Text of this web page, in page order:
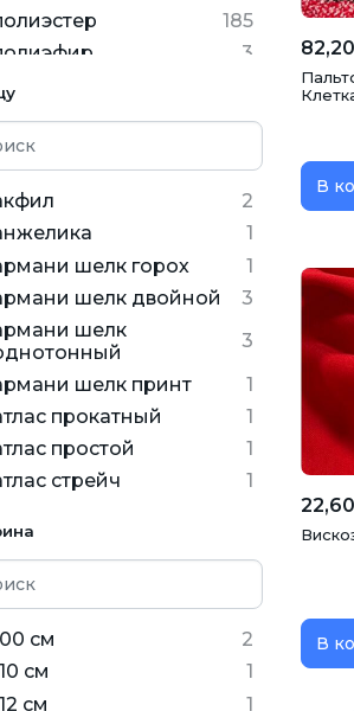
рисунок
185
3
56
2
1
шелк горох
1
шелк двойной
3
шелк
3
шелк принт
1
прокатный
1
простой
1
стрейч
1
стрейч с
сувенирный
1
1
мушка
1
см
2
см
1
см
1
В
В